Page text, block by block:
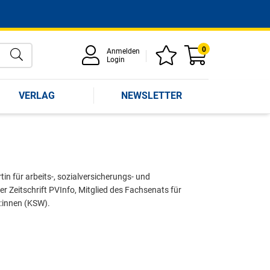
Anmelden
Login
0
VERLAG NEWSLETTER
für arbeits-, sozialversicherungs- und
Zeitschrift PVInfo, Mitglied des Fachsenats für
(KSW).